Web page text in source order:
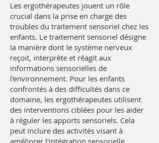
Les ergothérapeutes jouent un rôle
crucial dans la prise en charge des
troubles du traitement sensoriel chez les
enfants. Le traitement sensoriel désigne
la manière dont le système nerveux
reçoit, interprète et réagit aux
informations sensorielles de
l'environnement. Pour les enfants
confrontés à des difficultés dans ce
domaine, les ergothérapeutes utilisent
des interventions ciblées pour les aider
à réguler les apports sensoriels. Cela
peut inclure des activités visant à
améliorer l'intégration sensorielle,